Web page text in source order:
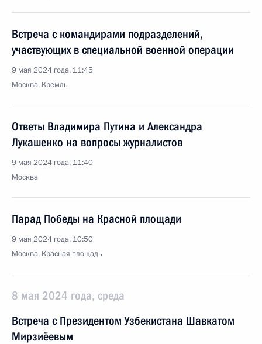
Встреча с командирами подразделений,
участвующих в специальной военной операции
9 мая 2024 года, 11:45
Москва, Кремль
Ответы Владимира Путина и Александра
Лукашенко на вопросы журналистов
9 мая 2024 года, 11:40
Москва
Парад Победы на Красной площади
9 мая 2024 года, 10:50
Москва, Красная площадь
8 мая 2024 года, среда
Встреча с Президентом Узбекистана Шавкатом
Мирзиёевым